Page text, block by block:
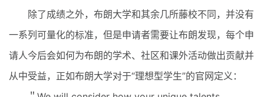
除了成绩之外，布朗大学和其余几所藤校不同，并没有
一系列可量化的标准，但是申请者需要让布朗发现，每个申
请人今后会如何为布朗的学术、社区和课外活动做出贡献并
从中受益，正如布朗大学对于“理想型学生”的官网定义：